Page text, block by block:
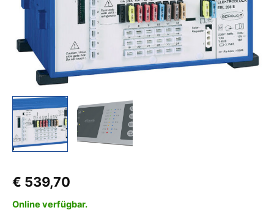
€ 539,70
Online verfügbar.
Anzeigepanel
Menge